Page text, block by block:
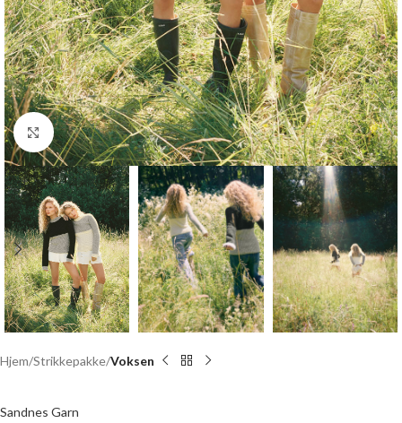
Click to enlarge
Hjem Strikkepakke Voksen
Sandnes Garn